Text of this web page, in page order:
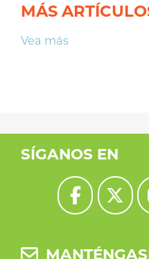
MÁS
Vea más
SÍGANOS EN